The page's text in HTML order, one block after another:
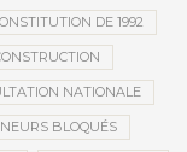
DE 1992
NATIONALE
BLOQUÉS